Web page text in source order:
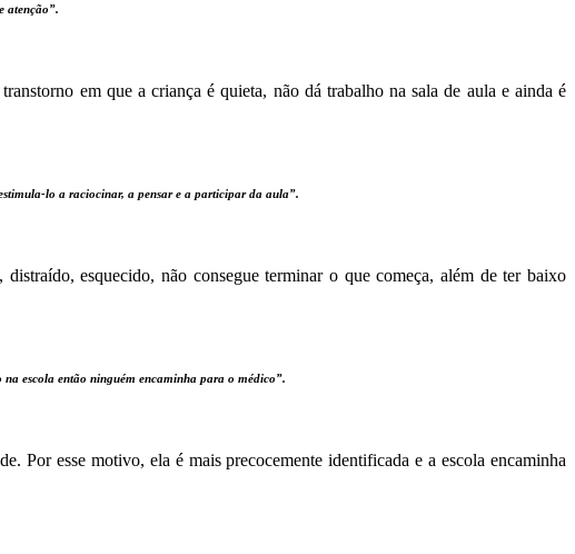
atenção”.
em que a criança é quieta, não dá trabalho na sala de aula e ainda é
lo a raciocinar, a pensar e a participar da aula”.
esquecido, não consegue terminar o que começa, além de ter baixo
escola então ninguém encaminha para o médico”.
Por esse motivo, ela é mais precocemente identificada e a escola encaminha